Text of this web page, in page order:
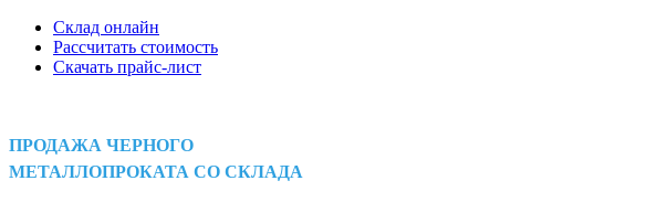
Склад онлайн
Рассчитать стоимость
Скачать прайс-лист
ПРОДАЖА ЧЕРНОГО
МЕТАЛЛОПРОКАТА СО СКЛАДА